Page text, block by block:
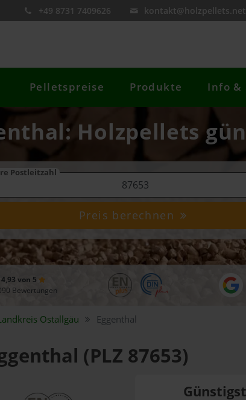
+49 8731 7409626 kontakt@holzpellets.net
Pelletspreise Produkte Info &
Holzpellets
Postleitzahl
Preis berechnen
4,93 von 5
Bewertungen
Ostallgäu Eggenthal
(PLZ 87653)